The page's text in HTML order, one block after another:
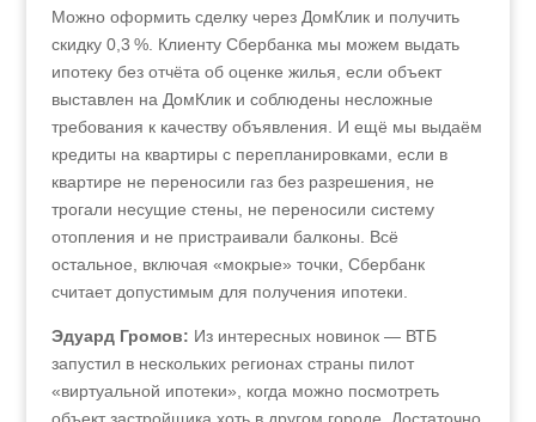
Можно оформить сделку через ДомКлик и получить
скидку 0,3 %. Клиенту Сбербанка мы можем выдать
ипотеку без отчёта об оценке жилья, если объект
выставлен на ДомКлик и соблюдены несложные
требования к качеству объявления. И ещё мы выдаём
кредиты на квартиры с перепланировками, если в
квартире не переносили газ без разрешения, не
трогали несущие стены, не переносили систему
отопления и не пристраивали балконы. Всё
остальное, включая «мокрые» точки, Сбербанк
считает допустимым для получения ипотеки.
Эдуард Громов: Из интересных новинок — ВТБ
запустил в нескольких регионах страны пилот
«виртуальной ипотеки», когда можно посмотреть